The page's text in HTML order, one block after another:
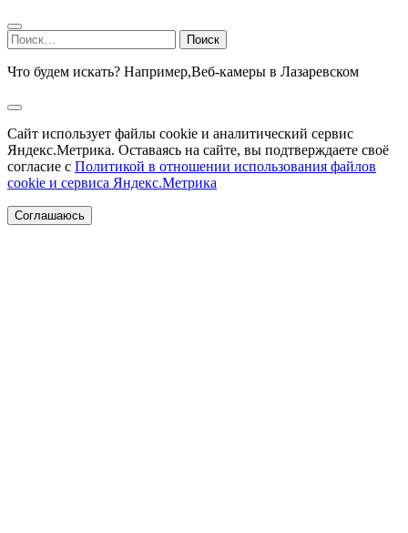
Найти:
Что будем искать? Например,Веб-камеры в Лазаревском
Сайт использует файлы cookie и аналитический сервис
Яндекс.Метрика. Оставаясь на сайте, вы подтверждаете своё
согласие с Политикой в отношении использования файлов
cookie и сервиса Яндекс.Метрика
Соглашаюсь